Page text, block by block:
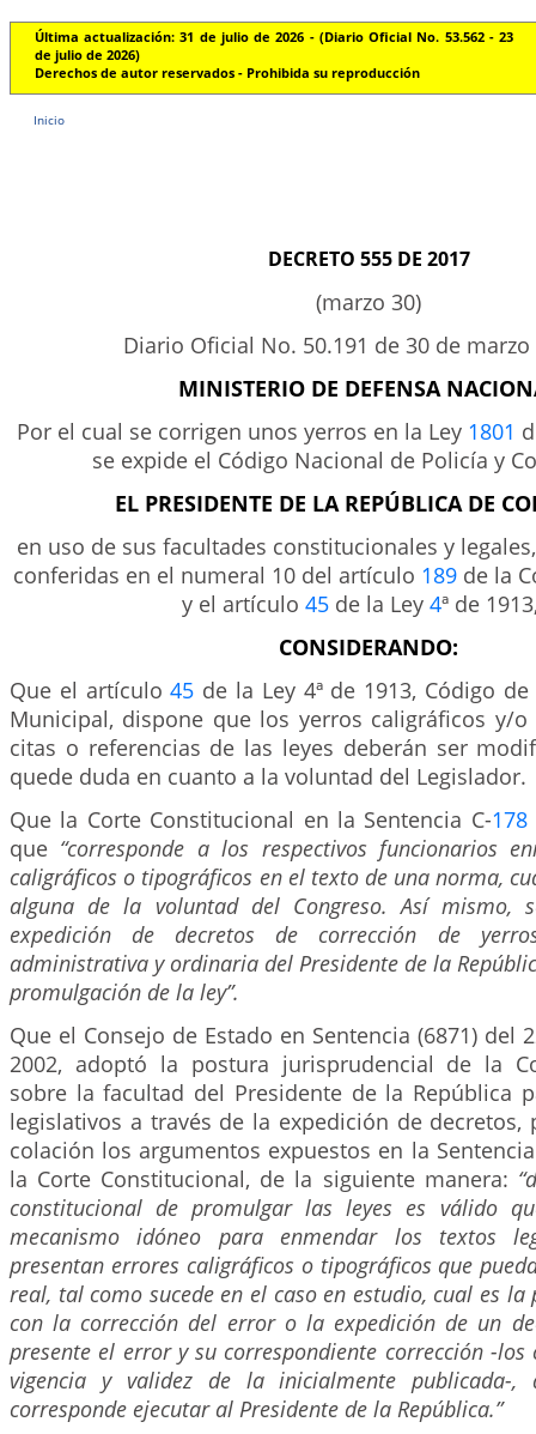
Última actualización: 31 de julio de 2026 - (Diario Oficial No. 53.562 - 23
de julio de 2026)
Derechos de autor reservados - Prohibida su reproducción
Inicio
DECRETO 555 DE 2017
(marzo 30)
Diario Oficial No. 50.191 de 30 de marzo
MINISTERIO DE DEFENSA
Por el cual se corrigen unos yerros en la Ley 1801
se expide el Código Nacional de Policía y
EL PRESIDENTE DE LA REPÚBLICA DE
en uso de sus facultades constitucionales y
conferidas en el numeral 10 del artículo 189de la
y el artículo 45 de la Ley 4ª de
CONSIDERANDO:
Que el artículo45 de la Ley 4ª de 1913, Código
Municipal, dispone que los yerros caligráficos y/
citas o referencias de las leyes deberán ser
quede duda en cuanto a la voluntad del Legislador.
Que la Corte Constitucional en la Sentencia C-178
que “corresponde a los respectivos funcionarios
caligráficos o tipográficos en el texto de una norma,
alguna de la voluntad del Congreso. Así mismo,
expedición de decretos de corrección de
administrativa y ordinaria del Presidente de la
promulgación de la ley”.
Que el Consejo de Estado en Sentencia (6871) del
2002, adoptó la postura jurisprudencial de la
sobre la facultad del Presidente de la República
legislativos a través de la expedición de
colación los argumentos expuestos en la
la Corte Constitucional, de la siguiente manera:
constitucional de promulgar las leyes es válido
mecanismo idóneo para enmendar los textos
presentan errores caligráficos o tipográficos que
real, tal como sucede en el caso en estudio, cual es
con la corrección del error o la expedición de un
presente el error y su correspondiente corrección -
vigencia y validez de la inicialmente publicada-,
corresponde ejecutar al Presidente de la República.”